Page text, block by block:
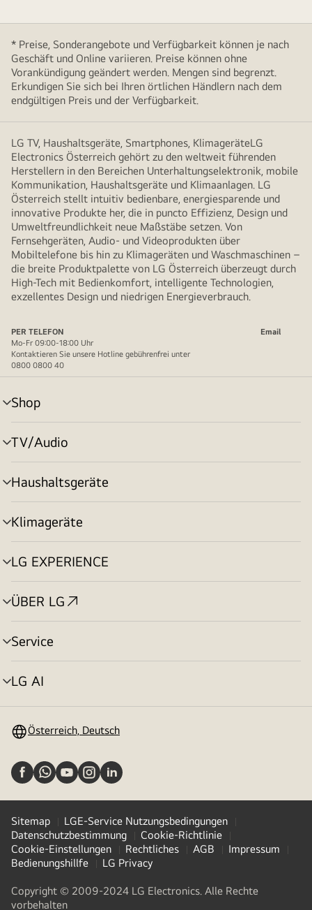
* Preise, Sonderangebote und Verfügbarkeit können je nach
Geschäft und Online variieren. Preise können ohne
Vorankündigung geändert werden. Mengen sind begrenzt.
Erkundigen Sie sich bei Ihren örtlichen Händlern nach dem
endgültigen Preis und der Verfügbarkeit.
LG TV, Haushaltsgeräte, Smartphones, KlimageräteLG
Electronics Österreich gehört zu den weltweit führenden
Herstellern in den Bereichen Unterhaltungselektronik, mobile
Kommunikation, Haushaltsgeräte und Klimaanlagen. LG
Österreich stellt intuitiv bedienbare, energiesparende und
innovative Produkte her, die in puncto Effizienz, Design und
Umweltfreundlichkeit neue Maßstäbe setzen. Von
Fernsehgeräten, Audio- und Videoprodukten über
Mobiltelefone bis hin zu Klimageräten und Waschmaschinen –
die breite Produktpalette von LG Österreich überzeugt durch
High-Tech mit Bedienkomfort, intelligente Technologien,
exzellentes Design und niedrigen Energieverbrauch.
PER TELEFON
Email
Mo-Fr 09:00-18:00 Uhr
Kontaktieren Sie unsere Hotline gebührenfrei unter
0800 0800 40
Shop
Menü
umschalten
TV/Audio
Menü
umschalten
Haushaltsgeräte
Menü
umschalten
Klimageräte
Menü
umschalten
LG EXPERIENCE
Menü
umschalten
ÜBER LG
Menü
umschalten
Service
Menü
umschalten
LG AI
Menü
Österreich, Deutsch
Sitemap
LGE-Service Nutzungsbedingungen
Datenschutzbestimmung
Cookie-Richtlinie
Cookie-Einstellungen
Rechtliches AGB
Impressum
Bedienungshillfe
LG Privacy
Copyright © 2009-2024 LG Electronics. Alle Rechte
vorbehalten